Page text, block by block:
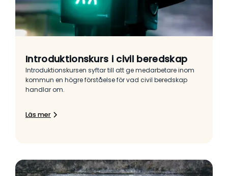
Introduktionskurs i civil beredskap
Introduktionskursen syftar till att ge medarbetare inom
kommun en högre förståelse för vad civil beredskap
handlar om.
Läs mer